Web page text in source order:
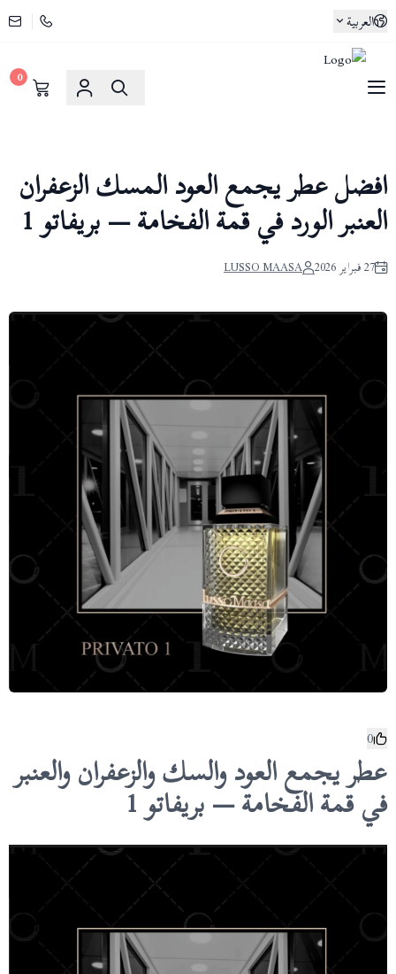
العربية
0
افضل عطر يجمع العود المسك الزعفران
العنبر الورد في قمة الفخامة — بريفاتو 1
27 فبراير 2026 LUSSO MAASA
0
عطر يجمع العود والسك والزعفران والعنبر
في قمة الفخامة — بريفاتو 1